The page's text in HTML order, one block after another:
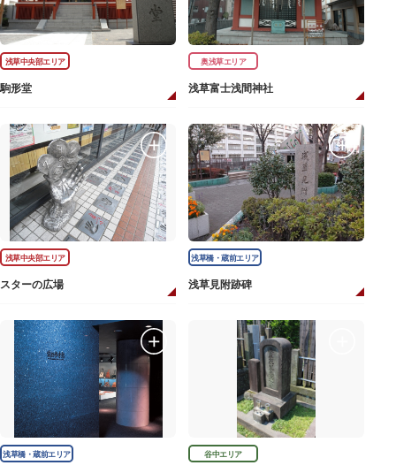
浅草中央部エリア
駒形堂
奥浅草エリア
浅草富士浅間神社
浅草中央部エリア
スターの広場
浅草橋・蔵前エリア
浅草見附跡碑
浅草橋・蔵前エリア 谷中エリア